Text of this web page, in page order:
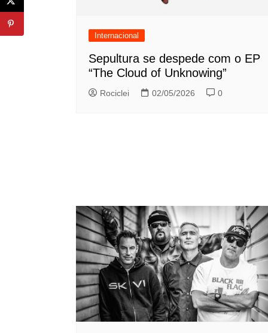
Internacional
Sepultura se despede com o EP
“The Cloud of Unknowing”
Rociclei 02/05/2026 0